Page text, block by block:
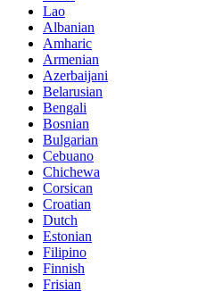
Lao
Albanian
Amharic
Armenian
Azerbaijani
Belarusian
Bengali
Bosnian
Bulgarian
Cebuano
Chichewa
Corsican
Croatian
Dutch
Estonian
Filipino
Finnish
Frisian